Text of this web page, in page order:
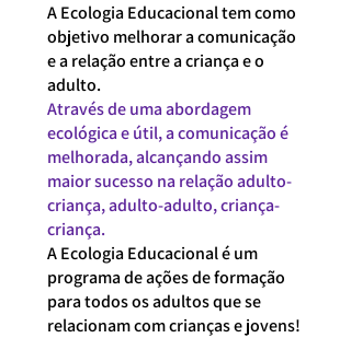
A Ecologia Educacional tem como
objetivo melhorar a comunicação
e a relação entre a criança e o
adulto.
Através de uma abordagem
ecológica e útil, a comunicação é
melhorada, alcançando assim
maior sucesso na relação adulto-
criança, adulto-adulto, criança-
criança.
A Ecologia Educacional é um
programa de ações de formação
para todos os adultos que se
relacionam com crianças e jovens!